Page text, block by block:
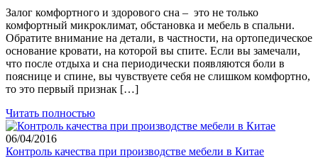
Залог комфортного и здорового сна – это не только
комфортный микроклимат, обстановка и мебель в спальни.
Обратите внимание на детали, в частности, на ортопедическое
основание кровати, на которой вы спите. Если вы замечали,
что после отдыха и сна периодически появляются боли в
пояснице и спине, вы чувствуете себя не слишком комфортно,
то это первый признак […]
Читать полностью
06/04/2016
Контроль качества при производстве мебели в Китае